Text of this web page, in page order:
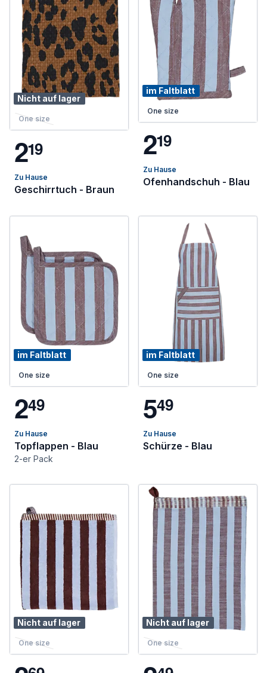
Nicht auf lager
One size
219
Zu Hause
Geschirrtuch - Braun
im Faltblatt
One size
219
Zu Hause
Ofenhandschuh - Blau
im Faltblatt
One size
249
Zu Hause
Topflappen - Blau
2-er Pack
im Faltblatt
One size
549
Zu Hause
Schürze - Blau
Nicht auf lager
One size
Nicht auf lager
One size